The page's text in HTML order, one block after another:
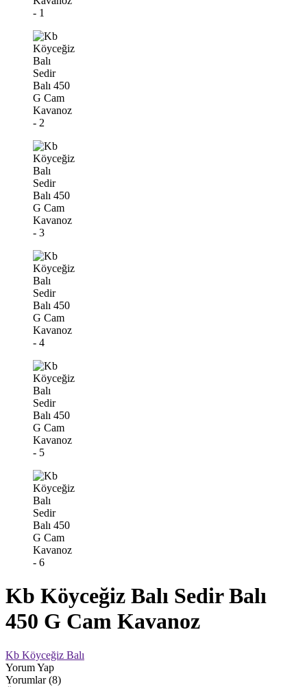
Kb Köyceğiz Balı Sedir Balı
450 G Cam Kavanoz
Kb Köyceğiz Balı
Yorum Yap
Yorumlar (8)